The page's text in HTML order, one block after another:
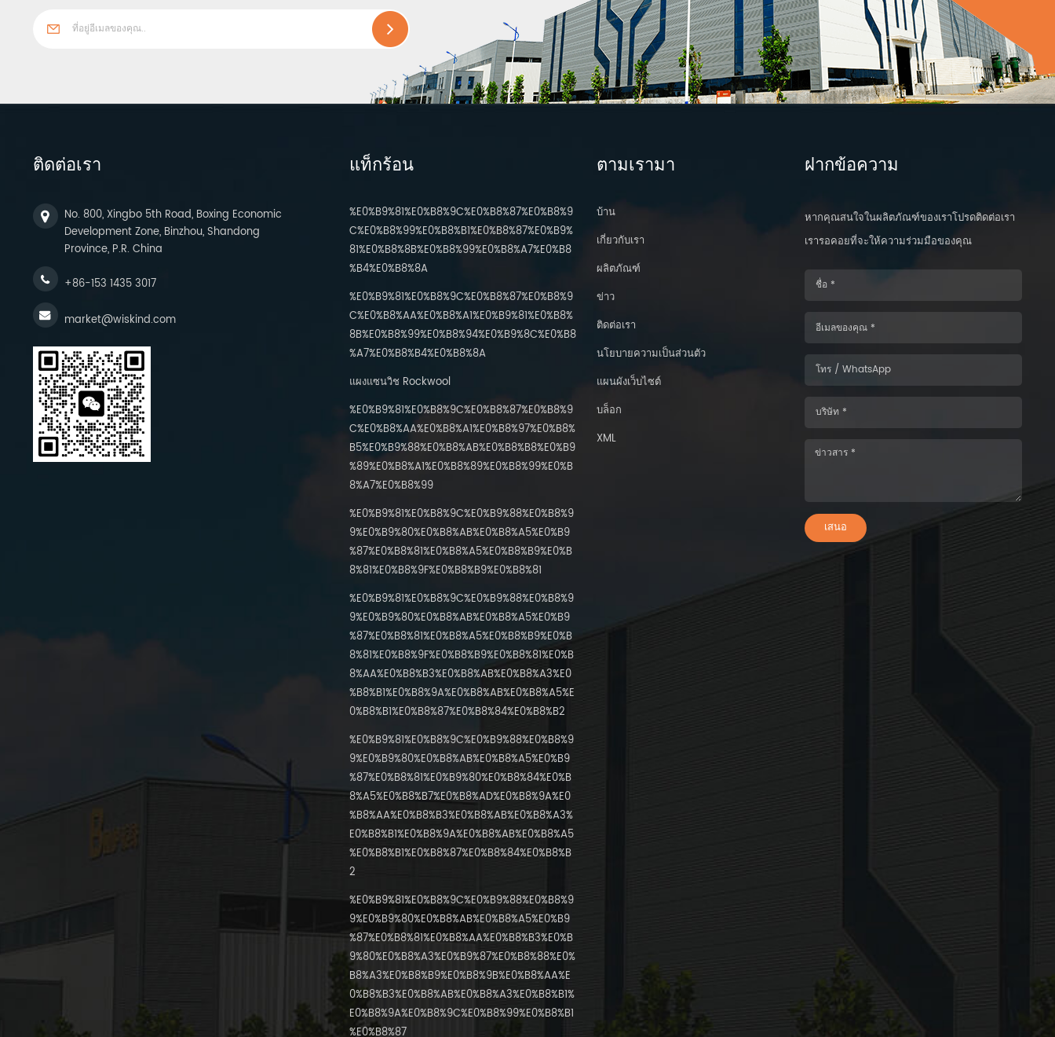
ติดต่อเรา
No. 800, Xingbo 5th Road, Boxing Economic
Development Zone, Binzhou, Shandong
Province, P.R. China
+86-153 1435 3017
market@wiskind.com
แท็กร้อน
%E0%B9%81%E0%B8%9C%E0%B8%87%E0%B8%9
C%E0%B8%99%E0%B8%B1%E0%B8%87%E0%B9%
81%E0%B8%8B%E0%B8%99%E0%B8%A7%E0%B8
%B4%E0%B8%8A
%E0%B9%81%E0%B8%9C%E0%B8%87%E0%B8%9
C%E0%B8%AA%E0%B8%A1%E0%B9%81%E0%B8%
8B%E0%B8%99%E0%B8%94%E0%B9%8C%E0%B8
%A7%E0%B8%B4%E0%B8%8A
แผงแซนวิช Rockwool
%E0%B9%81%E0%B8%9C%E0%B8%87%E0%B8%9
C%E0%B8%AA%E0%B8%A1%E0%B8%97%E0%B8%
B5%E0%B9%88%E0%B8%AB%E0%B8%B8%E0%B9
%89%E0%B8%A1%E0%B8%89%E0%B8%99%E0%B
8%A7%E0%B8%99
%E0%B9%81%E0%B8%9C%E0%B9%88%E0%B8%9
9%E0%B9%80%E0%B8%AB%E0%B8%A5%E0%B9
%87%E0%B8%81%E0%B8%A5%E0%B8%B9%E0%B
8%81%E0%B8%9F%E0%B8%B9%E0%B8%81
%E0%B9%81%E0%B8%9C%E0%B9%88%E0%B8%9
9%E0%B9%80%E0%B8%AB%E0%B8%A5%E0%B9
%87%E0%B8%81%E0%B8%A5%E0%B8%B9%E0%B
8%81%E0%B8%9F%E0%B8%B9%E0%B8%81%E0%B
8%AA%E0%B8%B3%E0%B8%AB%E0%B8%A3%E0
%B8%B1%E0%B8%9A%E0%B8%AB%E0%B8%A5%E
0%B8%B1%E0%B8%87%E0%B8%84%E0%B8%B2
%E0%B9%81%E0%B8%9C%E0%B9%88%E0%B8%9
9%E0%B9%80%E0%B8%AB%E0%B8%A5%E0%B9
%87%E0%B8%81%E0%B9%80%E0%B8%84%E0%B
8%A5%E0%B8%B7%E0%B8%AD%E0%B8%9A%E0
%B8%AA%E0%B8%B3%E0%B8%AB%E0%B8%A3%
E0%B8%B1%E0%B8%9A%E0%B8%AB%E0%B8%A5
%E0%B8%B1%E0%B8%87%E0%B8%84%E0%B8%B
2
%E0%B9%81%E0%B8%9C%E0%B9%88%E0%B8%9
9%E0%B9%80%E0%B8%AB%E0%B8%A5%E0%B9
%87%E0%B8%81%E0%B8%AA%E0%B8%B3%E0%B
9%80%E0%B8%A3%E0%B9%87%E0%B8%88%E0%
B8%A3%E0%B8%B9%E0%B8%9B%E0%B8%AA%E
0%B8%B3%E0%B8%AB%E0%B8%A3%E0%B8%B1%
E0%B8%9A%E0%B8%9C%E0%B8%99%E0%B8%B1
%E0%B8%87
ตามเรามา
บ้าน
เกี่ยวกับเรา
ผลิตภัณฑ์
ข่าว
ติดต่อเรา
นโยบายความเป็นส่วนตัว
แผนผังเว็บไซต์
บล็อก
XML
ฝากข้อความ
หากคุณสนใจในผลิตภัณฑ์ของเราโปรดติดต่อเรา
เรารอคอยที่จะให้ความร่วมมือของคุณ
เสนอ